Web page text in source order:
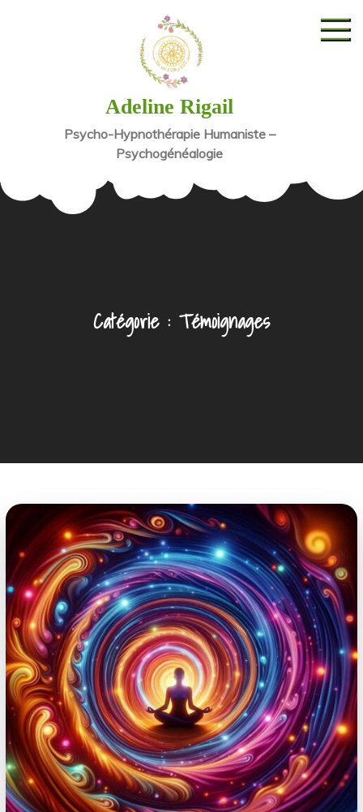
Adeline Rigail
Psycho-Hypnothérapie Humaniste –
Psychogénéalogie
Catégorie : Témoignages